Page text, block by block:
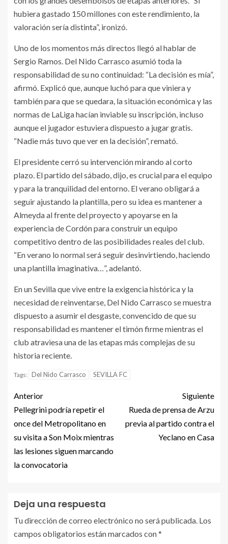
hubiera gastado 150 millones con este rendimiento, la
valoración sería distinta”, ironizó.
Uno de los momentos más directos llegó al hablar de
Sergio Ramos. Del Nido Carrasco asumió toda la
responsabilidad de su no continuidad: “La decisión es mía”,
afirmó. Explicó que, aunque luchó para que viniera y
también para que se quedara, la situación económica y las
normas de LaLiga hacían inviable su inscripción, incluso
aunque el jugador estuviera dispuesto a jugar gratis.
“Nadie más tuvo que ver en la decisión”, remató.
El presidente cerró su intervención mirando al corto
plazo. El partido del sábado, dijo, es crucial para el equipo
y para la tranquilidad del entorno. El verano obligará a
seguir ajustando la plantilla, pero su idea es mantener a
Almeyda al frente del proyecto y apoyarse en la
experiencia de Cordón para construir un equipo
competitivo dentro de las posibilidades reales del club.
“En verano lo normal será seguir desinvirtiendo, haciendo
una plantilla imaginativa…”, adelantó.
En un Sevilla que vive entre la exigencia histórica y la
necesidad de reinventarse, Del Nido Carrasco se muestra
dispuesto a asumir el desgaste, convencido de que su
responsabilidad es mantener el timón firme mientras el
club atraviesa una de las etapas más complejas de su
historia reciente.
Tags: Del Nido Carrasco SEVILLA FC
Anterior
Pellegrini podría repetir el
once del Metropolitano en
su visita a Son Moix mientras
las lesiones siguen marcando
la convocatoria
Siguiente
Rueda de prensa de Arzu
previa al partido contra el
Yeclano en Casa
Deja una respuesta
Tu dirección de correo electrónico no será publicada. Los
campos obligatorios están marcados con*